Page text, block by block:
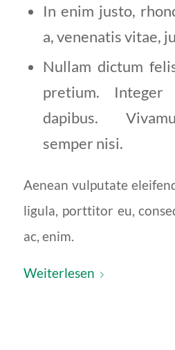
In enim justo,
a, venenatis vitae,
Nullam dictum
pretium. Integer
dapibus.
semper nisi.
Aenean vulputate
ligula, porttitor eu,
ac, enim.
Weiterlesen